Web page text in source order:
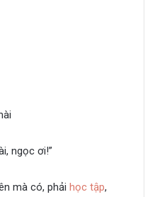
ngọc ơi!”
mà có, phải học tập,